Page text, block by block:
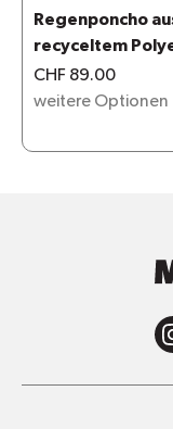
Regenponcho
recyceltem
CHF 89.00
weitere Optionen